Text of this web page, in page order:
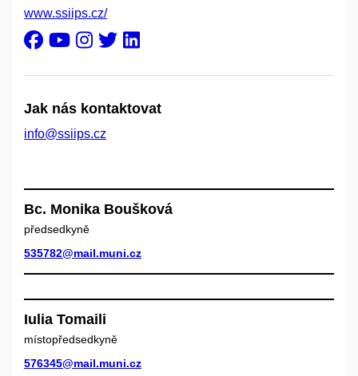
www.ssiips.cz/
Jak nás kontaktovat
info@ssiips.cz
Bc. Monika Boušková
předsedkyně
535782@mail.muni.cz
Iulia Tomaili
místopředsedkyně
576345@mail.muni.cz